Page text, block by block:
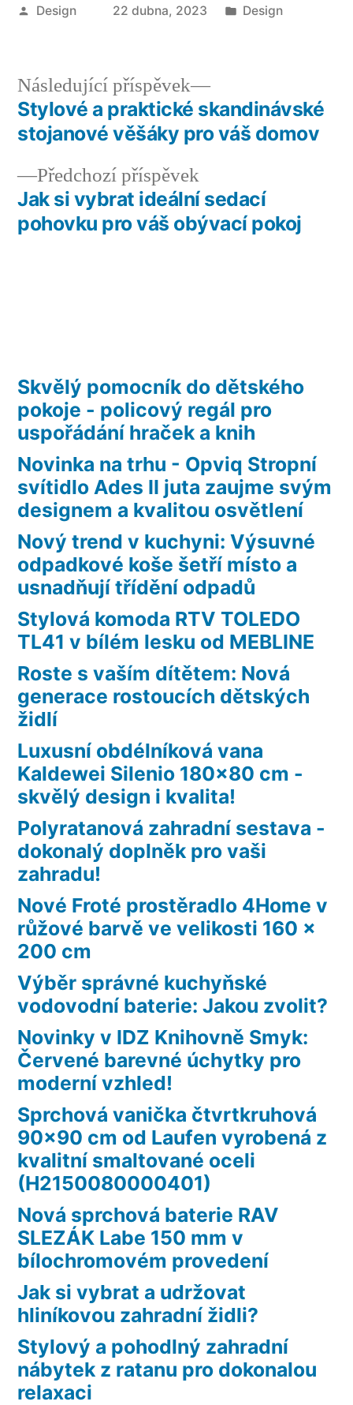
Autor
Design 22 dubna, 2023
Publikováno
Design
Navigace
pro
příspěvek
Předchozí příspěvekPředchozí
příspěvek:
Jak si vybrat ideální sedací
pohovku pro váš obývací pokoj
Následující příspěvek
Následující
příspěvek:
Stylové a praktické skandinávské
stojanové věšáky pro váš domov
Skvělý pomocník do dětského
pokoje - policový regál pro
uspořádání hraček a knih
Novinka na trhu - Opviq Stropní
svítidlo Ades II juta zaujme svým
designem a kvalitou osvětlení
Nový trend v kuchyni: Výsuvné
odpadkové koše šetří místo a
usnadňují třídění odpadů
Stylová komoda RTV TOLEDO
TL41 v bílém lesku od MEBLINE
Roste s vaším dítětem: Nová
generace rostoucích dětských
židlí
Luxusní obdélníková vana
Kaldewei Silenio 180×80 cm -
skvělý design i kvalita!
Polyratanová zahradní sestava -
dokonalý doplněk pro vaši
zahradu!
Nové Froté prostěradlo 4Home v
růžové barvě ve velikosti 160 x
200 cm
Výběr správné kuchyňské
vodovodní baterie: Jakou zvolit?
Novinky v IDZ Knihovně Smyk:
Červené barevné úchytky pro
moderní vzhled!
Sprchová vanička čtvrtkruhová
90×90 cm od Laufen vyrobená z
kvalitní smaltované oceli
(H2150080000401)
Nová sprchová baterie RAV
SLEZÁK Labe 150 mm v
bílochromovém provedení
Jak si vybrat a udržovat
hliníkovou zahradní židli?
Stylový a pohodlný zahradní
nábytek z ratanu pro dokonalou
relaxaci